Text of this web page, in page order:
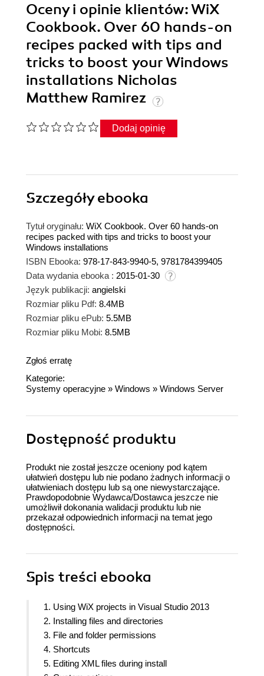
Oceny i opinie klientów: WiX
Cookbook. Over 60 hands-on
recipes packed with tips and
tricks to boost your Windows
installations Nicholas
Matthew Ramirez
Dodaj opinię
Szczegółyebooka
Tytuł oryginału: WiX Cookbook. Over 60 hands-on
recipes packed with tips and tricks to boost your
Windows installations
ISBN Ebooka: 978-17-843-9940-5, 9781784399405
Data wydania ebooka : 2015-01-30
Język publikacji: angielski
Rozmiar pliku Pdf: 8.4MB
Rozmiar pliku ePub: 5.5MB
Rozmiar pliku Mobi: 8.5MB
Zgłoś erratę
Kategorie:
Systemy operacyjne » Windows » Windows Server
Dostępność produktu
Produkt nie został jeszcze oceniony pod kątem
ułatwień dostępu lub nie podano żadnych informacji o
ułatwieniach dostępu lub są one niewystarczające.
Prawdopodobnie Wydawca/Dostawca jeszcze nie
umożliwił dokonania walidacji produktu lub nie
przekazał odpowiednich informacji na temat jego
dostępności.
Spis treści ebooka
1. Using WiX projects in Visual Studio 2013
2. Installing files and directories
3. File and folder permissions
4. Shortcuts
5. Editing XML files during install